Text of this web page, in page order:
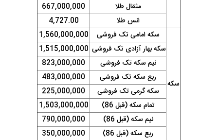
مثقال طلا
667,000,000
انس طلا
4,727.00
سکه
سکه امامی تک فروشی
1,560,000,000
سکه بهار آزادی تک فروشی 1,515,000,000
نیم سکه تک فروشی
823,000,000
ربع سکه تک فروشی
483,000,000
سکه گرمی تک فروشی
225,000,000
تمام سکه (قبل 86)
1,503,000,000
نیم سکه (قبل 86)
790,000,000
ربع سکه (قبل 86)
350,000,000